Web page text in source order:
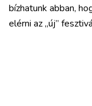
bízhatunk abban,
elérni az „új”